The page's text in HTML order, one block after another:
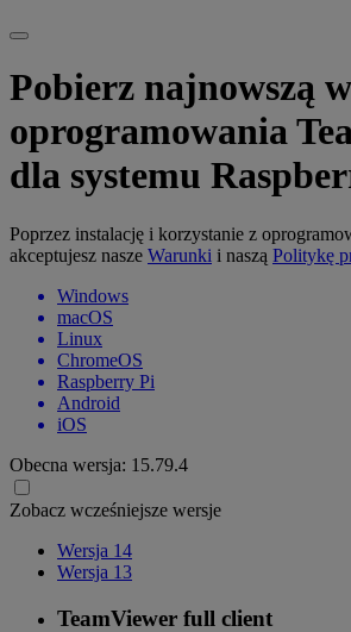
Pobierz najnowszą
oprogramowania
dla systemu
Poprzez instalację i korzystanie z
akceptujesz nasze Warunki i naszą Politykę
Windows
macOS
Linux
ChromeOS
Raspberry Pi
Android
iOS
Obecna wersja: 15.79.4
Zobacz wcześniejsze wersje
Wersja 14
Wersja 13
TeamViewer full client